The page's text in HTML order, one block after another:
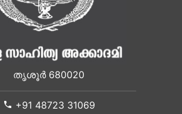
തൃശൂർ 680020
+91 48723 31069